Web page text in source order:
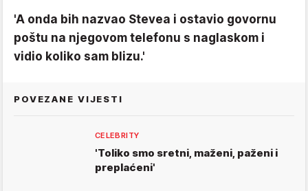
'A onda bih nazvao Stevea i ostavio govornu
poštu na njegovom telefonu s naglaskom i
vidio koliko sam blizu.'
POVEZANE VIJESTI
CELEBRITY
'Toliko smo sretni, maženi, paženi i
preplaćeni'